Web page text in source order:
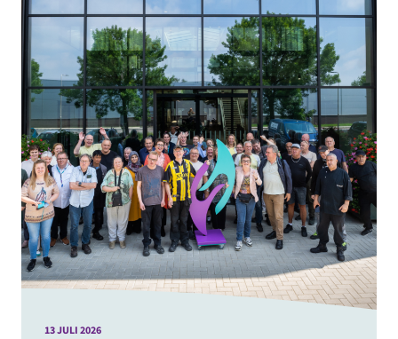
13 JULI 2026